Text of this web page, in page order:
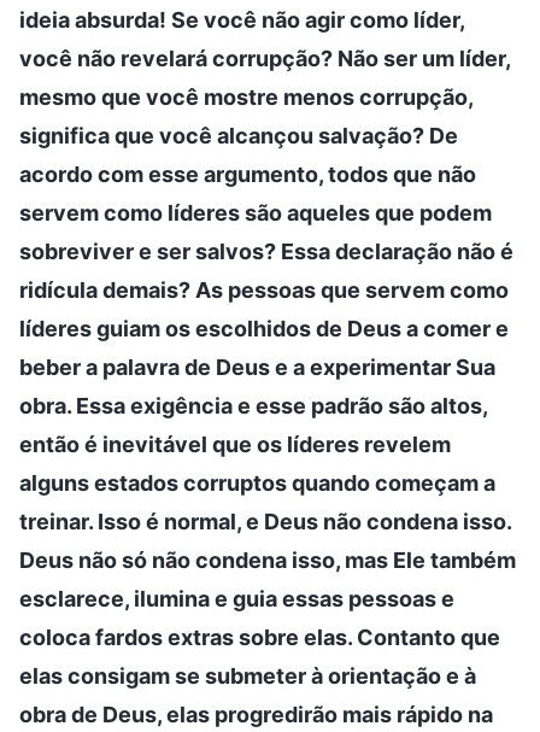
ideia absurda! Se você não agir como líder,
você não revelará corrupção? Não ser um líder,
mesmo que você mostre menos corrupção,
significa que você alcançou salvação? De
acordo com esse argumento, todos que não
servem como líderes são aqueles que podem
sobreviver e ser salvos? Essa declaração não é
ridícula demais? As pessoas que servem como
líderes guiam os escolhidos de Deus a comer e
beber a palavra de Deus e a experimentar Sua
obra. Essa exigência e esse padrão são altos,
então é inevitável que os líderes revelem
alguns estados corruptos quando começam a
treinar. Isso é normal, e Deus não condena isso.
Deus não só não condena isso, mas Ele também
esclarece, ilumina e guia essas pessoas e
coloca fardos extras sobre elas. Contanto que
elas consigam se submeter à orientação e à
obra de Deus, elas progredirão mais rápido na